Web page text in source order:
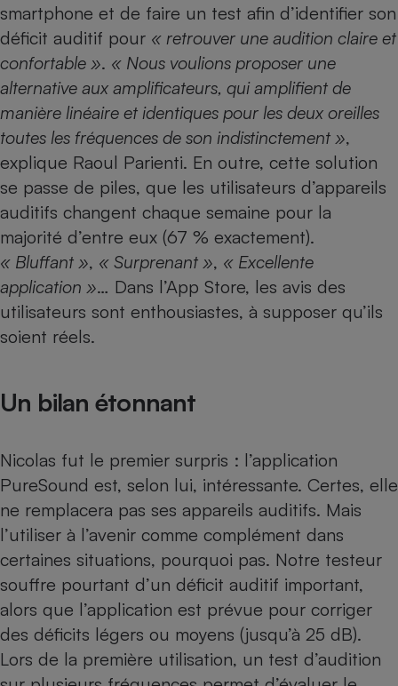
smartphone et de faire un test afin d’identifier son
déficit auditif pour « retrouver une audition claire et
confortable ». « Nous voulions proposer une
alternative aux amplificateurs, qui amplifient de
manière linéaire et identiques pour les deux oreilles
toutes les fréquences de son indistinctement »,
explique Raoul Parienti. En outre, cette solution
se passe de piles, que les utilisateurs d’appareils
auditifs changent chaque semaine pour la
majorité d’entre eux (67 % exactement).
« Bluffant », « Surprenant », « Excellente
application »… Dans l’App Store, les avis des
utilisateurs sont enthousiastes, à supposer qu’ils
soient réels.
Un bilan étonnant
Nicolas fut le premier surpris : l’application
PureSound est, selon lui, intéressante. Certes, elle
ne remplacera pas ses appareils auditifs. Mais
l’utiliser à l’avenir comme complément dans
certaines situations, pourquoi pas. Notre testeur
souffre pourtant d’un déficit auditif important,
alors que l’application est prévue pour corriger
des déficits légers ou moyens (jusqu’à 25 dB).
Lors de la première utilisation, un test d’audition
Robot ménager